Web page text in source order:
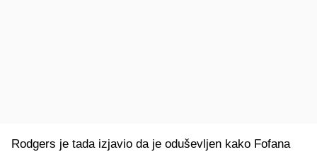
Rodgers je tada izjavio da je oduševljen kako Fofana